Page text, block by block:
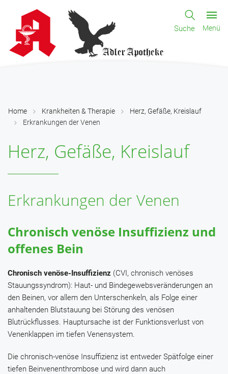
Suche Menü
Home Krankheiten & Therapie
Herz, Gefäße, Kreislauf
Erkrankungen der Venen
Herz, Gefäße, Kreislauf
Erkrankungen der Venen
Chronisch venöse Insuffizienz und
offenes Bein
Chronisch venöse-Insuffizienz (CVI, chronisch venöses
Stauungssyndrom): Haut- und Bindegewebsveränderungen an
den Beinen, vor allem den Unterschenkeln, als Folge einer
anhaltenden Blutstauung bei Störung des venösen
Blutrückflusses. Hauptursache ist der Funktionsverlust von
Venenklappen im tiefen Venensystem.
Die chronisch-venöse Insuffizienz ist entweder Spätfolge einer
tiefen Beinvenenthrombose und wird dann auch